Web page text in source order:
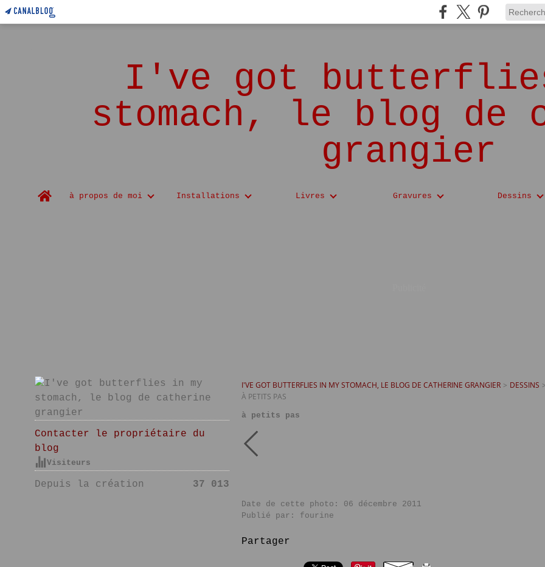
I've got
stomach, le blog de
grangier
Home
à propos de moi Installations Livres Gravures Dessins
Contacter le propriétaire du
blog
Visiteurs
Depuis la création 37 013
I'VE GOT BUTTERFLIES IN MY STOMACH, LE BLOG DE CATHERINE GRANGIER > DESSINS >
À PETITS PAS
à petits pas
Date de cette photo: 06 décembre 2011
Publié par: fourine
Partager